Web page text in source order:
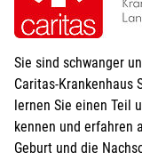
Sie sind schwanger
Caritas-Krankenhaus
lernen Sie einen Teil
kennen und erfahren
Geburt und die